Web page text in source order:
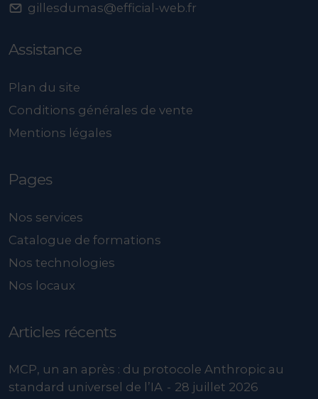
gillesdumas@efficial-web.fr
Assistance
Plan du site
Conditions générales de vente
Mentions légales
Pages
Nos services
Catalogue de formations
Nos technologies
Nos locaux
Articles récents
MCP, un an après : du protocole Anthropic au
standard universel de l’IA
28 juillet 2026